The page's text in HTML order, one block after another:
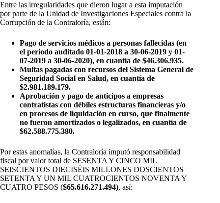
Entre las irregularidades que dieron lugar a esta imputación
por parte de la Unidad de Investigaciones Especiales contra la
Corrupción de la Contraloría, están:
Pago de servicios médicos a personas fallecidas (en
el periodo auditado 01-01-2018 a 30-06-2019 y 01-
07-2019 a 30-06-2020), en cuantía de $46.306.935.
Multas pagadas con recursos del Sistema General de
Seguridad Social en Salud, en cuantía de
$2.981.189.179.
Aprobación y pago de anticipos a empresas
contratistas con débiles estructuras financieras y/o
en procesos de liquidación en curso, que finalmente
no fueron amortizados o legalizados, en cuantía de
$62.588.775.380.
Por estas anomalías, la Contraloría imputó responsabilidad
fiscal por valor total de SESENTA Y CINCO MIL
SEISCIENTOS DIECISÉIS MILLONES DOSCIENTOS
SETENTA Y UN MIL CUATROCIENTOS NOVENTA Y
CUATRO PESOS ($65.616.271.494), así: